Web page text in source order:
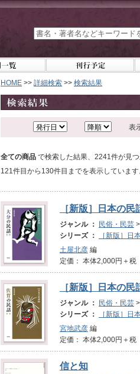
HOME >> 詳細検索 >> 検索結果
表
全ての商品 で検索した結果、2241件が見つ
121件目から130件目までを表示しています
［新版］日本の
ジャンル ： 民俗・民芸
シリーズ ：
［新版］日
土屋北彦 編
定価： 本体2,000円
［新版］日本の
ジャンル ： 民俗・民芸
シリーズ ：
［新版］日
宮地武彦 編
定価： 本体2,000円
信と知